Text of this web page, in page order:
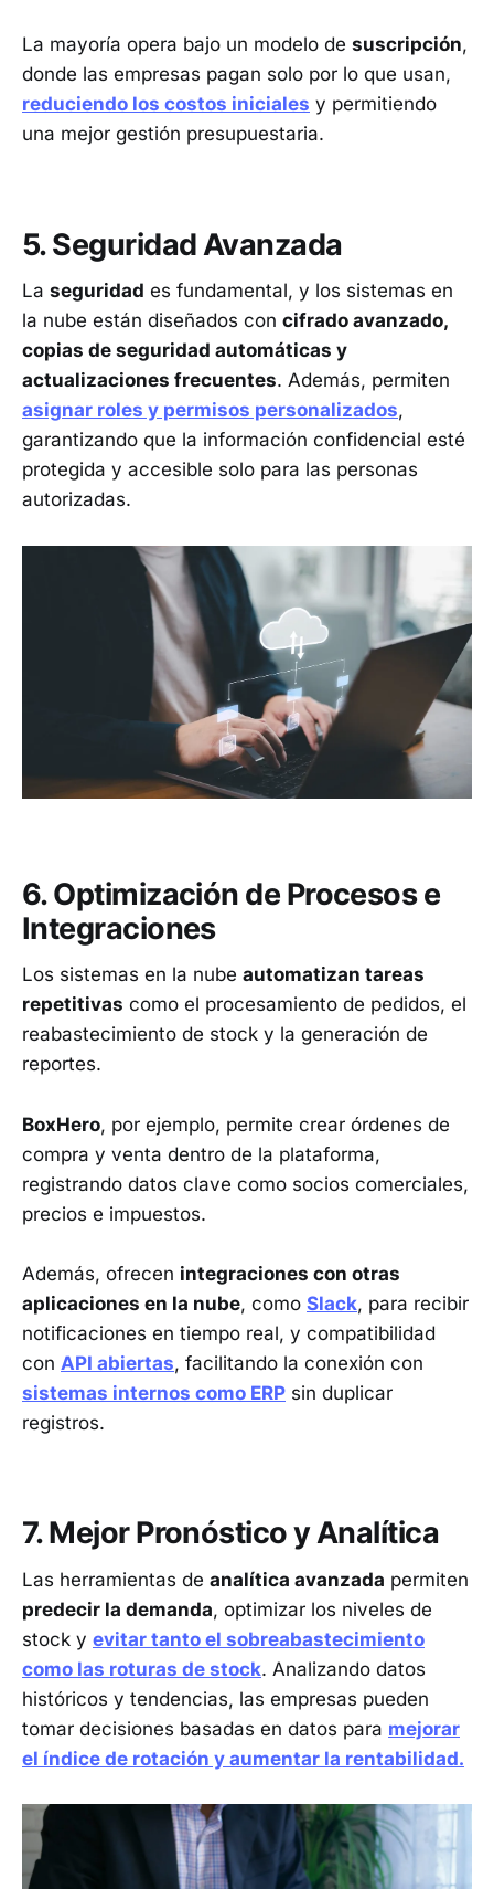
La mayoría opera bajo un modelo de suscripción,
donde las empresas pagan solo por lo que usan,
reduciendo los costos iniciales y permitiendo
una mejor gestión presupuestaria.
5. Seguridad Avanzada
La seguridad es fundamental, y los sistemas en
la nube están diseñados con cifrado avanzado,
copias de seguridad automáticas y
actualizaciones frecuentes. Además, permiten
asignar roles y permisos personalizados,
garantizando que la información confidencial esté
protegida y accesible solo para las personas
autorizadas.
6. Optimización de Procesos e
Integraciones
Los sistemas en la nube automatizan tareas
repetitivas como el procesamiento de pedidos, el
reabastecimiento de stock y la generación de
reportes.
BoxHero, por ejemplo, permite crear órdenes de
compra y venta dentro de la plataforma,
registrando datos clave como socios comerciales,
precios e impuestos.
Además, ofrecen integraciones con otras
aplicaciones en la nube, como Slack, para recibir
notificaciones en tiempo real, y compatibilidad
con API abiertas, facilitando la conexión con
sistemas internos como ERP sin duplicar
registros.
7. Mejor Pronóstico y Analítica
Las herramientas de analítica avanzada permiten
predecir la demanda, optimizar los niveles de
stock y evitar tanto el sobreabastecimiento
como las roturas de stock. Analizando datos
históricos y tendencias, las empresas pueden
tomar decisiones basadas en datos para mejorar
el índice de rotación y aumentar la rentabilidad.